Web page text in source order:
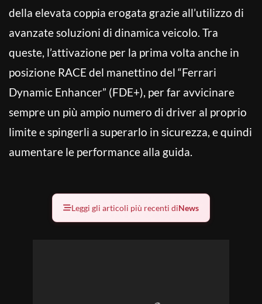
della elevata coppia erogata grazie all’utilizzo di
avanzate soluzioni di dinamica veicolo. Tra
queste, l’attivazione per la prima volta anche in
posizione RACE del manettino del “Ferrari
Dynamic Enhancer” (FDE+), per far avvicinare
sempre un più ampio numero di driver al proprio
limite e spingerli a superarlo in sicurezza, e quindi
aumentare le performance alla guida.
Leggi gli articoli più recenti diNews